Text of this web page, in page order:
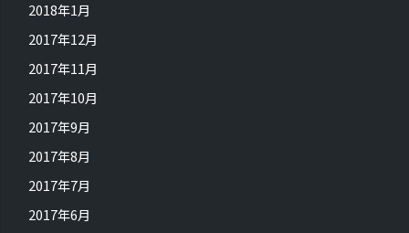
2018年1月
2017年12月
2017年11月
2017年10月
2017年9月
2017年8月
2017年7月
2017年6月